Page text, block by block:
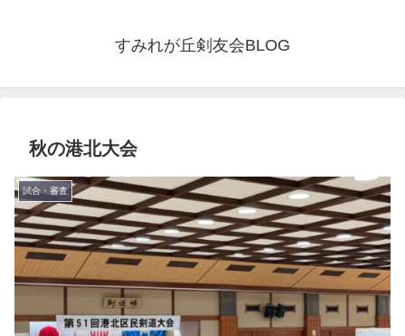
すみれが丘剣友会BLOG
秋の港北大会
試合・審査